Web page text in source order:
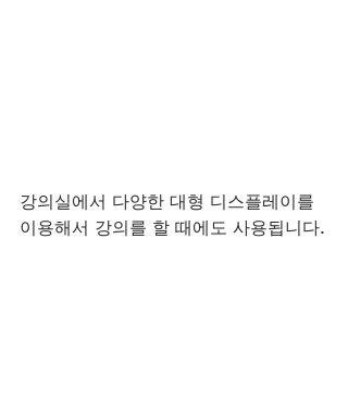
강의실에서 다양한 대형 디스플레이를
이용해서 강의를 할 때에도 사용됩니다.